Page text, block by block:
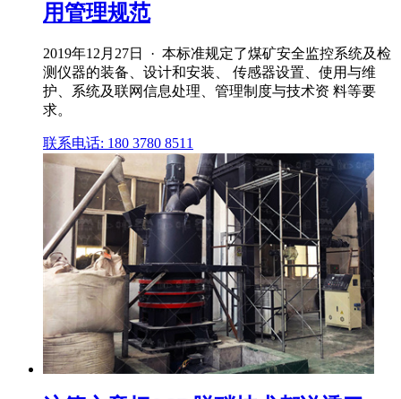
用管理规范
2019年12月27日 · 本标准规定了煤矿安全监控系统及检
测仪器的装备、设计和安装、 传感器设置、使用与维
护、系统及联网信息处理、管理制度与技术资 料等要
求。
联系电话: 180 3780 8511